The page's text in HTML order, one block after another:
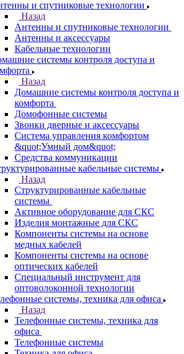
и спутниковые технологии
Назад
Антенны и спутниковые технологии
Антенны и аксессуары
Кабельные технологии
системы контроля доступа и
Назад
Домашние системы контроля доступа и
комфорта
Домофонные системы
Звонки дверные и аксессуары
Система управления комфортом
&quot;Умный дом&quot;
Средства коммуникации
кабельные системы
Назад
Структурированные кабельные
системы
Активное оборудование для СКС
Изделия монтажные для СКС
Компоненты системы на основе
медных кабелей
Компоненты системы на основе
оптических кабелей
Специальный инструмент для
оптоволоконной технологии
системы, техника для офиса
Назад
Телефонные системы, техника для
офиса
Телефонные системы